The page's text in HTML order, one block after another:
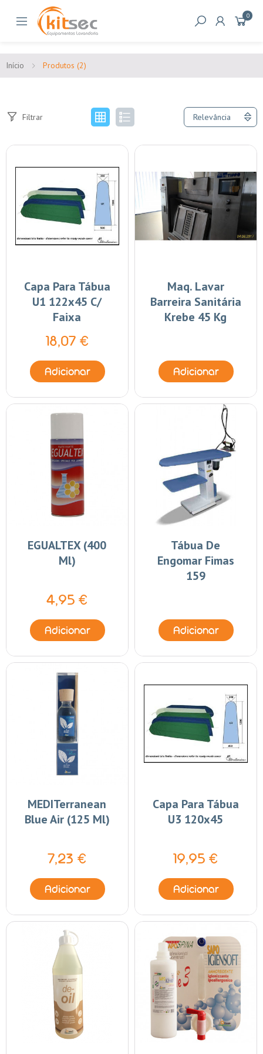
0
Início Produtos (2)
Filtrar Relevância
Capa Para Tábua
U1 122x45 C/
Faixa
18,07 €
Adicionar
Maq. Lavar
Barreira Sanitária
Krebe 45 Kg
Adicionar
EGUALTEX (400
Ml)
4,95 €
Adicionar
Tábua De
Engomar Fimas
159
Adicionar
MEDITerranean
Blue Air (125 Ml)
7,23 €
Adicionar
Capa Para Tábua
U3 120x45
19,95 €
Adicionar